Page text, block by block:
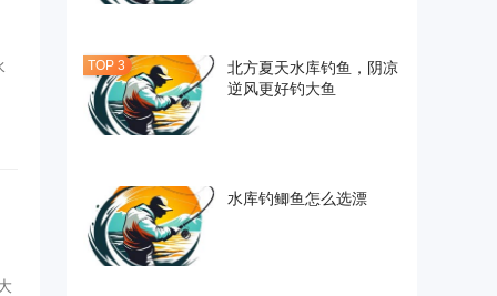
北方夏天水库钓鱼，阴凉
逆风更好钓大鱼
水库钓鲫鱼怎么选漂